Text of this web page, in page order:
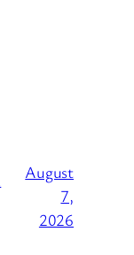
August
7,
2026